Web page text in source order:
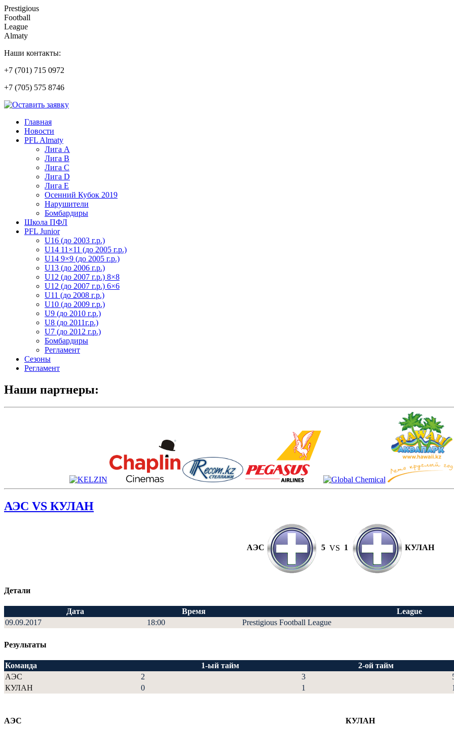
Prestigious
Football
League
Almaty
Наши контакты:
+7 (701) 715 0972
+7 (705) 575 8746
Главная
Новости
PFL Almaty
Лига A
Лига В
Лига С
Лига D
Лига Е
Осенний Кубок 2019
Нарушители
Бомбардиры
Школа ПФЛ
PFL Junior
U16 (до 2003 г.р.)
U14 11×11 (до 2005 г.р.)
U14 9×9 (до 2005 г.р.)
U13 (до 2006 г.р.)
U12 (до 2007 г.р.) 8×8
U12 (до 2007 г.р.) 6×6
U11 (до 2008 г.р.)
U10 (до 2009 г.р.)
U9 (до 2010 г.р.)
U8 (до 2011г.р.)
U7 (до 2012 г.р.)
Бомбардиры
Регламент
Сезоны
Регламент
Наши партнеры:
АЭС VS КУЛАН
АЭС 5 VS 1 КУЛАН
Детали
Дата Время League
09.09.2017
18:00 Prestigious Football League
Результаты
Команда 1-ый тайм 2-ой тайм
АЭС
2 3
КУЛАН
0 1 1
АЭС КУЛАН